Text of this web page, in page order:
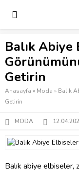
Balık Abiye
Getirin
Anasayfa » Moda » Balık
Getirin
MODA
Balık abiye elbiseler,